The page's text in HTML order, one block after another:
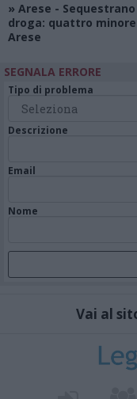
» Arese -
droga: quattro
Arese
SEGNALA ERRORE
Tipo di problema
Descrizione
Email
Nome
Vai al